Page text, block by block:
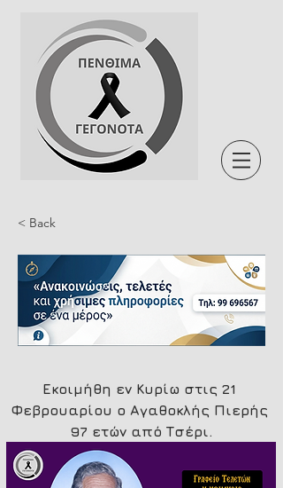
< Back
Εκοιμήθη εν Κυρίω στις 21
Φεβρουαρίου ο Αγαθοκλής Πιερής
97 ετών από Τσέρι.